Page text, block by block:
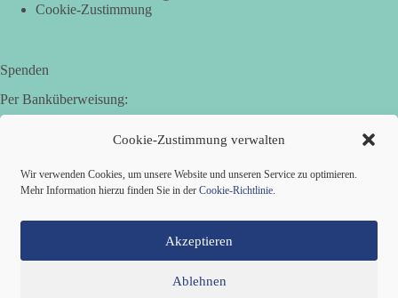
Cookie-Zustimmung verwalten
Wir verwenden Cookies, um unsere Website und unseren Service zu optimieren.
Mehr Information hierzu finden Sie in der Cookie-Richtlinie.
Akzeptieren
Ablehnen
Cookie-Zustimmung
Spenden
Per Banküberweisung:
Basisdemokratische Partei Deutschland in Bayern e.V.
IBAN: DE95 7205 1210 0006 3365 31
BIC: BYLADEM1AIC